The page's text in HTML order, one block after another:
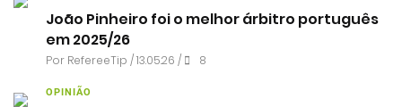
João Pinheiro foi o melhor árbitro português
em 2025/26
Por RefereeTip / 13.05.26 / 8
OPINIÃO